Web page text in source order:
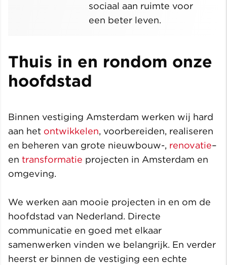
sociaal aan ruimte voor
een beter leven.
Thuis in en rondom onze
hoofdstad
Binnen vestiging Amsterdam werken wij hard
aan het ontwikkelen, voorbereiden, realiseren
en beheren van grote nieuwbouw-, renovatie–
en transformatie projecten in Amsterdam en
omgeving.
We werken aan mooie projecten in en om de
hoofdstad van Nederland. Directe
communicatie en goed met elkaar
samenwerken vinden we belangrijk. En verder
heerst er binnen de vestiging een echte